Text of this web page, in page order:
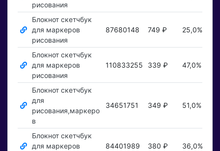
рисования
Блокнот скетчбук
для маркеров
рисования
87680148 749 ₽ 25,0%
Блокнот скетчбук
для маркеров
рисования
110833255 339 ₽ 47,0%
Блокнот скетчбук
для
рисования,маркеро
в
34651751 349 ₽ 51,0%
Блокнот скетчбук
для маркеров
84401989 380 ₽ 36,0%